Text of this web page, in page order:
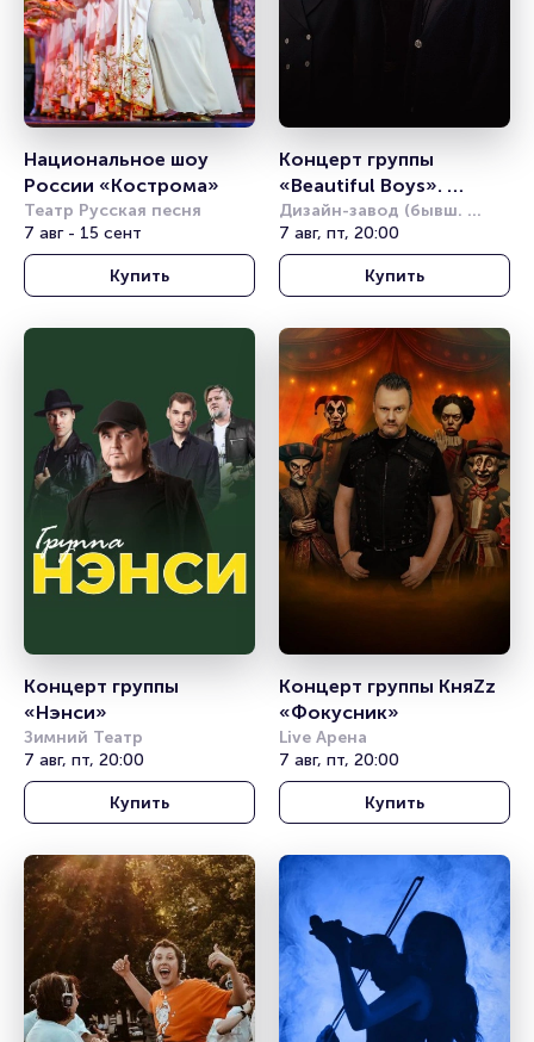
Национальное шоу
России «Кострома»
Театр Русская песня
7 авг - 15 сент
Купить
Концерт группы
«Beautiful Boys».
Summer Sound
Дизайн-завод (бывш.
Урбан)
7 авг, пт, 20:00
Купить
Концерт группы
«Нэнси»
Зимний Театр
7 авг, пт, 20:00
Купить
Концерт группы КняZz
«Фокусник»
Live Арена
7 авг, пт, 20:00
Купить